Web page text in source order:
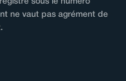
ne vaut pas agrément de